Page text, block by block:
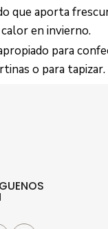
que aporta
calor en invierno.
para
o para tapizar.